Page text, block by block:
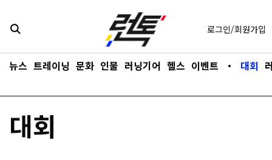
바로가기
뉴스 트레이닝 문화 인물 러닝기어 헬스 이벤트 ・ 대회
로그인/회원가입
대회